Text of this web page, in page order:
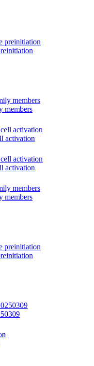
members
activation
activation
members